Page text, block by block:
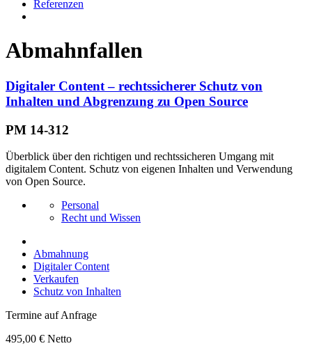
Referenzen
Abmahnfallen
Digitaler Content – rechtssicherer Schutz von
Inhalten und Abgrenzung zu Open Source
PM 14-312
Überblick über den richtigen und rechtssicheren Umgang mit
digitalem Content. Schutz von eigenen Inhalten und Verwendung
von Open Source.
Personal
Recht und Wissen
Abmahnung
Digitaler Content
Verkaufen
Schutz von Inhalten
Termine auf Anfrage
495,00 € Netto